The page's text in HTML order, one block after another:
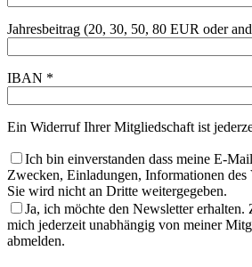
Jahresbeitrag (20, 30, 50, 80 EUR oder
IBAN *
Ein Widerruf Ihrer Mitgliedschaft ist
Ich bin einverstanden dass meine E-
Zwecken, Einladungen, Informationen
Sie wird nicht an Dritte weitergegeben.
Ja, ich möchte den Newsletter erhalten.
mich jederzeit unabhängig von meiner
abmelden.